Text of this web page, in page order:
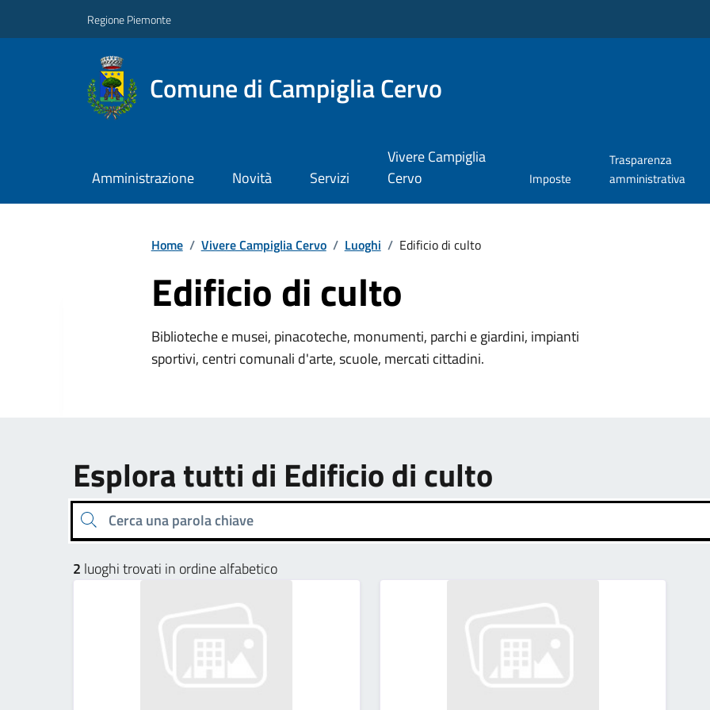
Regione Piemonte
Comune di Campiglia Cervo
Amministrazione Novità Servizi
Vivere Campiglia
Cervo
Imposte
Trasparenza
amministrativa
Home / Vivere Campiglia Cervo / Luoghi / Edificio di culto
Edificio di culto
Biblioteche e musei, pinacoteche, monumenti, parchi e giardini, impianti
sportivi, centri comunali d'arte, scuole, mercati cittadini.
Esplora tutti di Edificio di culto
Cerca una parola chiave
2 luoghi trovati in ordine alfabetico